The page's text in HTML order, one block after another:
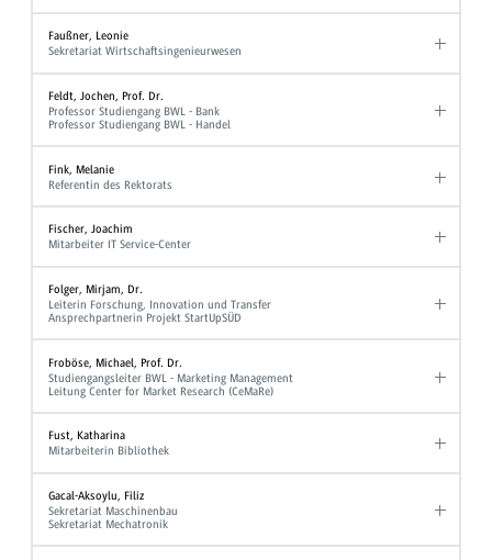
Faußner, Leonie
Sekretariat Wirtschaftsingenieurwesen
Feldt, Jochen, Prof. Dr.
Professor Studiengang BWL - Bank
Professor Studiengang BWL - Handel
Fink, Melanie
Referentin des Rektorats
Fischer, Joachim
Mitarbeiter IT Service-Center
Folger, Mirjam, Dr.
Leiterin Forschung, Innovation und Transfer
Ansprechpartnerin Projekt StartUpSÜD
Froböse, Michael, Prof. Dr.
Studiengangsleiter BWL - Marketing Management
Leitung Center for Market Research (CeMaRe)
Fust, Katharina
Mitarbeiterin Bibliothek
Gacal-Aksoylu, Filiz
Sekretariat Maschinenbau
Sekretariat Mechatronik